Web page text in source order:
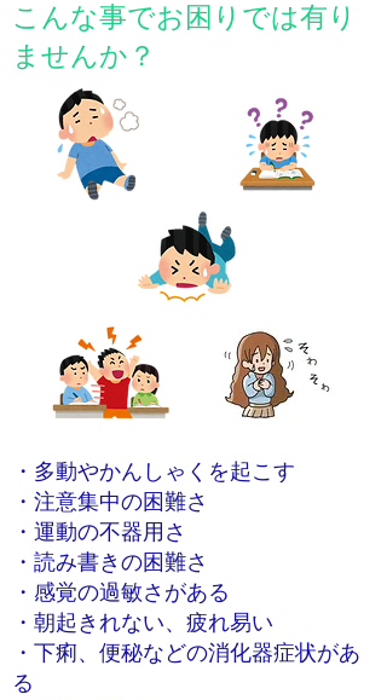
​こんな事でお困りでは有り
ませんか？
・多動やかんしゃくを起こす
・注意集中の困難さ
・運動の不器用さ
・読み書きの困難さ
・感覚の過敏さがある
・朝起きれない、疲れ易い
・下痢、便秘などの消化器症状があ
る